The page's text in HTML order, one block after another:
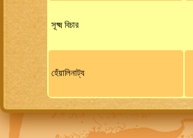
সূক্ষ্ম বিচার
হেঁয়ালিনাট্য